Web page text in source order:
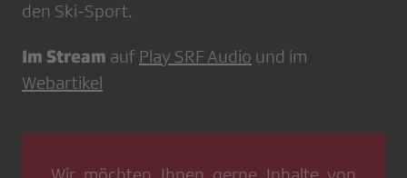
den Ski-Sport.
Im Stream auf Play SRF Audio und im
Webartikel